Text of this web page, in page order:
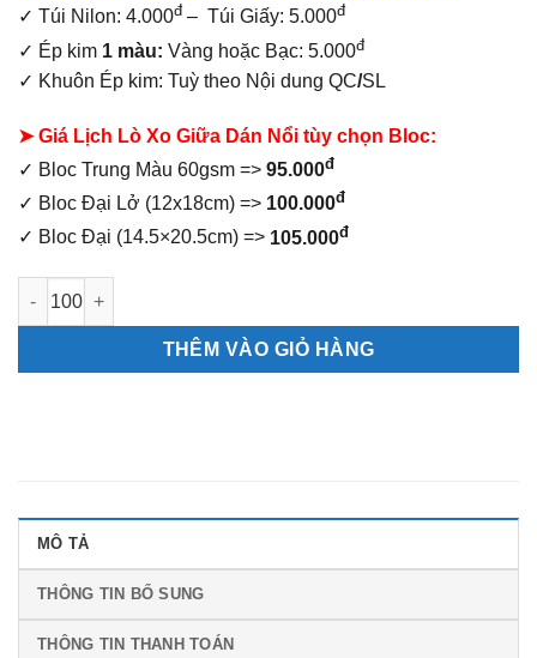
✓ Túi Nilon: 4.000đ – Túi Giấy: 5.000đ
✓ Ép kim 1 màu: Vàng hoặc Bạc: 5.000đ
✓ Khuôn Ép kim: Tuỳ theo Nội dung QC/SL
➤ Giá Lịch Lò Xo Giữa Dán Nổi tùy chọn Bloc:
✓ Bloc Trung Màu 60gsm => 95.000đ
✓ Bloc Đại Lở (12x18cm) => 100.000đ
✓ Bloc Đại (14.5×20.5cm) => 105.000đ
Lịch Lò Xo Giữa Dán Nổi Phúc Lộc Thọ số lượng
THÊM VÀO GIỎ HÀNG
MÔ TẢ
THÔNG TIN BỔ SUNG
THÔNG TIN THANH TOÁN